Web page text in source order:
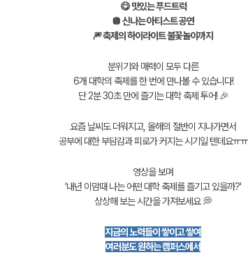
😋 맛있는 푸드트럭
🪩 신나는 아티스트 공연
🎆 축제의 하이라이트 불꽃놀이까지
분위기와 매력이 모두 다른
6개 대학의 축제를 한 번에 만나볼 수 있습니다!
단 2분 30초 만에 즐기는 대학 축제 투어! 🎉
요즘 날씨도 더워지고, 올해의 절반이 지나가면서
공부에 대한 부담감과 피로가 커지는 시기일 텐데요ㅠㅠ
영상을 보며
'내년 이맘때 나는 어떤 대학 축제를 즐기고 있을까?'
상상해 보는 시간을 가져보세요 💭
지금의 노력들이 쌓이고 쌓여
여러분도 원하는 캠퍼스에서